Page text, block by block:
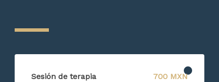
Sesión de terapia 700 MXN